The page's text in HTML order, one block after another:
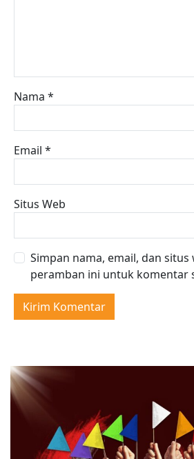
Nama *
Email *
Situs Web
Simpan nama, email, dan situs
peramban ini untuk komentar